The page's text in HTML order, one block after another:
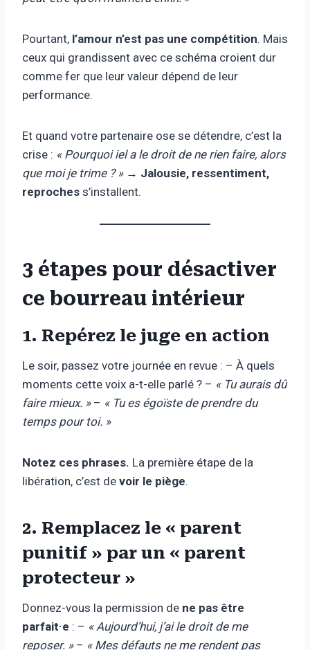
Pourtant, l’amour n’est pas une compétition. Mais
ceux qui grandissent avec ce schéma croient dur
comme fer que leur valeur dépend de leur
performance.
Et quand votre partenaire ose se détendre, c’est la
crise : « Pourquoi iel a le droit de ne rien faire, alors
que moi je trime ? »→ Jalousie, ressentiment,
reproches s’installent.
3 étapes pour désactiver
ce bourreau intérieur
1. Repérez le juge en action
Le soir, passez votre journée en revue : – À quels
moments cette voix a-t-elle parlé ? – « Tu aurais dû
faire mieux. »– « Tu es égoïste de prendre du
temps pour toi. »
Notez ces phrases. La première étape de la
libération, c’est de voir le piège.
2. Remplacez le « parent
punitif » par un « parent
protecteur »
Donnez-vous la permission de ne pas être
parfait·e : – « Aujourd’hui, j’ai le droit de me
reposer. »– « Mes défauts ne me rendent pas